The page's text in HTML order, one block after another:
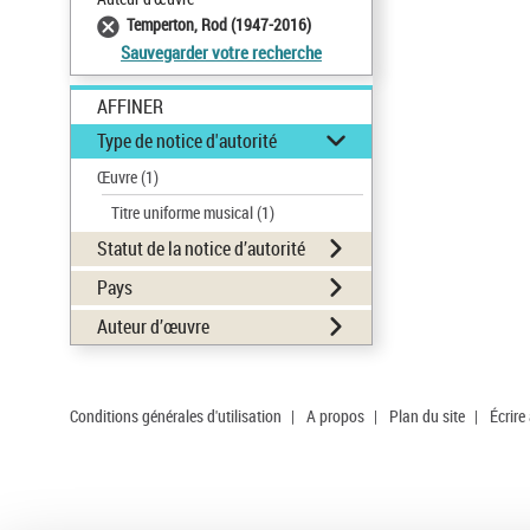
Temperton, Rod (1947-2016)
Sauvegarder votre recherche
AFFINER
Type de notice d'autorité
Œuvre(1)
Titre uniforme musical(1)
Statut de la notice d’autorité
Pays
Auteur d’œuvre
Conditions générales d'utilisation | A propos | Plan du site |